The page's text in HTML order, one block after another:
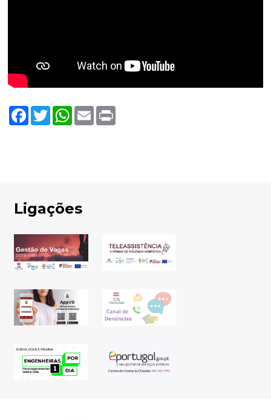
FacebookTwitterWhatsApp
Email
Ligações